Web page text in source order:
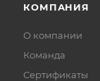
КОМПАНИЯ
О компании
Команда
Сертификаты